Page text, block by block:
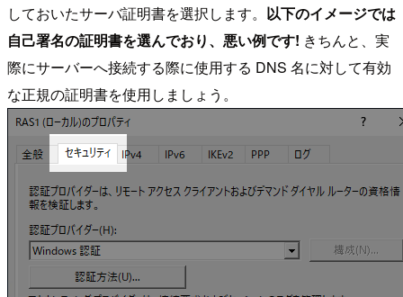
しておいたサーバ証明書を選択します。 以下のイメージでは
自己署名の証明書を選んでおり、悪い例です! きちんと、実
際にサーバーへ接続する際に使用する DNS 名に対して有効
な正規の証明書を使用しましょう。